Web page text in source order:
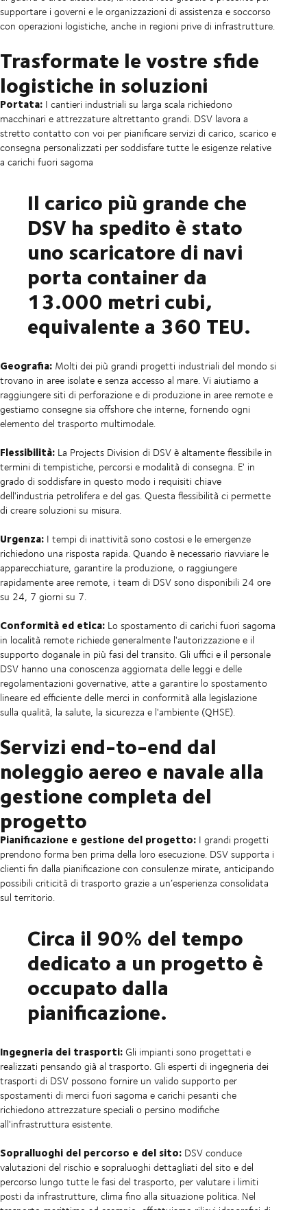
supportare i governi e le organizzazioni di assistenza e soccorso
con operazioni logistiche, anche in regioni prive di infrastrutture.
Trasformate le vostre sfide
logistiche in soluzioni
Portata: I cantieri industriali su larga scala richiedono
macchinari e attrezzature altrettanto grandi. DSV lavora a
stretto contatto con voi per pianificare servizi di carico, scarico e
consegna personalizzati per soddisfare tutte le esigenze relative
a carichi fuori sagoma
Il carico più grande che
DSV ha spedito è stato
uno scaricatore di navi
porta container da
13.000 metri cubi,
equivalente a 360 TEU.
Geografia: Molti dei più grandi progetti industriali del mondo si
trovano in aree isolate e senza accesso al mare. Vi aiutiamo a
raggiungere siti di perforazione e di produzione in aree remote e
gestiamo consegne sia offshore che interne, fornendo ogni
elemento del trasporto multimodale.
Flessibilità: La Projects Division di DSV è altamente flessibile in
termini di tempistiche, percorsi e modalità di consegna. E' in
grado di soddisfare in questo modo i requisiti chiave
dell'industria petrolifera e del gas. Questa flessibilità ci permette
di creare soluzioni su misura.
Urgenza: I tempi di inattività sono costosi e le emergenze
richiedono una risposta rapida. Quando è necessario riavviare le
apparecchiature, garantire la produzione, o raggiungere
rapidamente aree remote, i team di DSV sono disponibili 24 ore
su 24, 7 giorni su 7.
Conformità ed etica: Lo spostamento di carichi fuori sagoma
in località remote richiede generalmente l'autorizzazione e il
supporto doganale in più fasi del transito. Gli uffici e il personale
DSV hanno una conoscenza aggiornata delle leggi e delle
regolamentazioni governative, atte a garantire lo spostamento
lineare ed efficiente delle merci in conformità alla legislazione
sulla qualità, la salute, la sicurezza e l'ambiente (QHSE).
Servizi end-to-end dal
noleggio aereo e navale alla
gestione completa del
progetto
Pianificazione e gestione del progetto: I grandi progetti
prendono forma ben prima della loro esecuzione. DSV supporta i
clienti fin dalla pianificazione con consulenze mirate, anticipando
possibili criticità di trasporto grazie a un’esperienza consolidata
sul territorio.
Circa il 90% del tempo
dedicato a un progetto è
occupato dalla
pianificazione.
Ingegneria dei trasporti:Gli impianti sono progettati e
realizzati pensando già al trasporto. Gli esperti di ingegneria dei
trasporti di DSV possono fornire un valido supporto per
spostamenti di merci fuori sagoma e carichi pesanti che
richiedono attrezzature speciali o persino modifiche
all'infrastruttura esistente.
Sopralluoghi del percorso e del sito: DSV conduce
valutazioni del rischio e sopraluoghi dettagliati del sito e del
percorso lungo tutte le fasi del trasporto, per valutare i limiti
posti da infrastrutture, clima fino alla situazione politica. Nel